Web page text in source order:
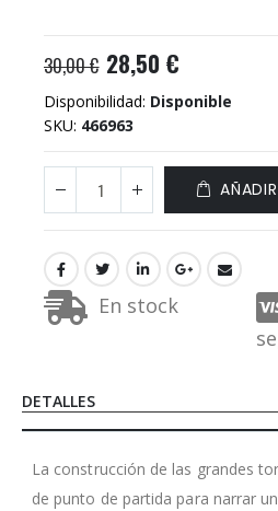
30,00 € 28,50 €
Disponibilidad: Disponible
SKU 466963
AÑADIR
En stock
DETALLES
La construcción de las grandes
de punto de partida para narrar